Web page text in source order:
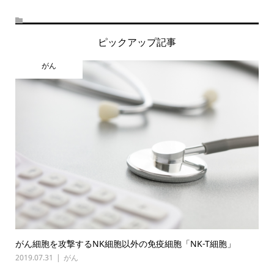
ピックアップ記事
がん
がん細胞を攻撃するNK細胞以外の免疫細胞「NK-T細胞」
2019.07.31 がん